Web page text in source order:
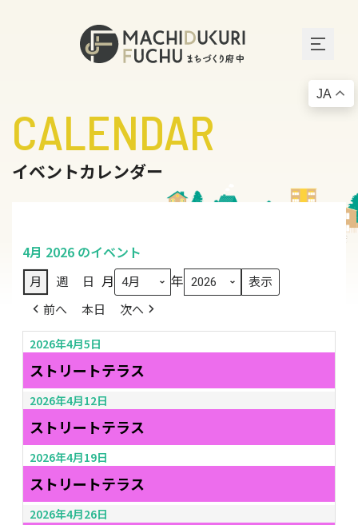
CALENDAR
イベントカレンダー
4月 2026 のイベント
月 週 日 月 年
前へ 本日 次へ
2026年4月5日
ストリートテラス
2026年4月12日
ストリートテラス
2026年4月19日
ストリートテラス
2026年4月26日
JA